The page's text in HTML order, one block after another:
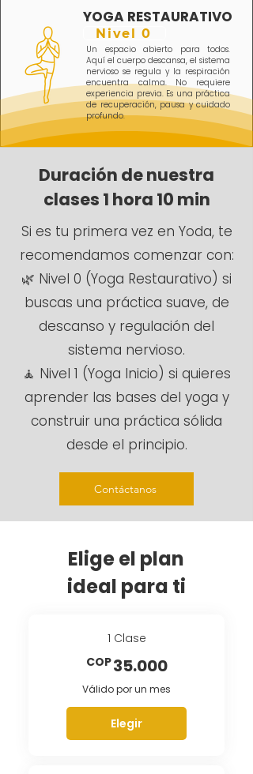
YOGA RESTAURATIVO
Nivel 0
Un espacio abierto para todos.
Aquí el cuerpo descansa, el sistema
nervioso se regula y la respiración
encuentra calma. No requiere
experiencia previa. Es una práctica
de recuperación, pausa y cuidado
profundo.
Duración de nuestra
clases 1 hora 10 min
Si es tu primera vez en Yoda, te
recomendamos comenzar con:
🌿 Nivel 0 (Yoga Restaurativo) si
buscas una práctica suave, de
descanso y regulación del
sistema nervioso.
🧘 Nivel 1 (Yoga Inicio) si quieres
aprender las bases del yoga y
construir una práctica sólida
desde el principio.
Contáctanos
Elige el plan
ideal para ti
1 Clase
COP35.00035.000COP
Válido por un mes
Elegir